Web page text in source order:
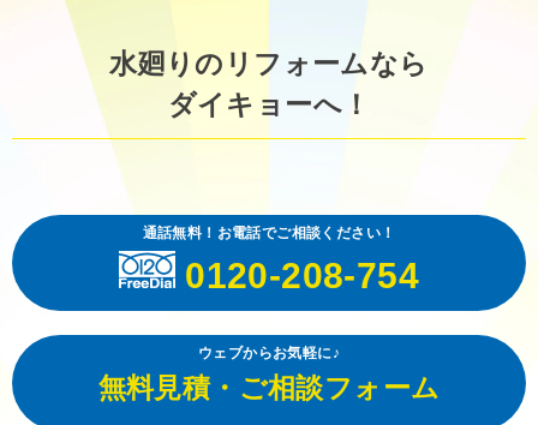
水廻りのリフォームなら
ダイキョーへ！
通話無料！お電話でご相談ください！
0120-208-754
ウェブからお気軽に♪
無料見積・ご相談フォーム